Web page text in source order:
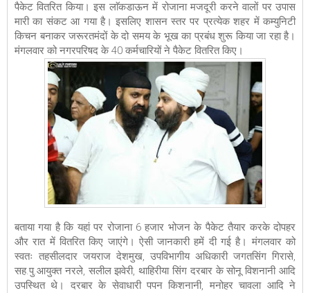
पैकेट वितरित किया। इस लाॅकडाऊन में रोजाना मजदूरी करने वालों पर उपास
मारी का संकट आ गया है। इसलिए शासन स्तर पर प्रत्येक शहर में कम्युनिटी
किचन बनाकर जरूरतमंदों के दो समय के भूख का प्रबंध शुरू किया जा रहा है।
मंगलवार को नगरपरिषद के 40 कर्मचारियों ने पैकेट वितरित किए।
बताया गया है कि यहां पर रोजाना 6 हजार भोजन के पैकेट तैयार करके दोपहर
और रात में वितरित किए जाएंगे। ऐसी जानकारी हमें दी गई है। मंगलवार को
स्वतः तहसीलदार जयराज देशमुख, उपविभागीय अधिकारी जगतसिंग गिरासे,
सह.पु.आयुक्त नरले, सलील झवेरी, थाहिरीया सिंग दरबार के सोनू विशनानी आदि
उपस्थित थे। दरबार के सेवाधारी पपन किशनानी, मनोहर चावला आदि ने